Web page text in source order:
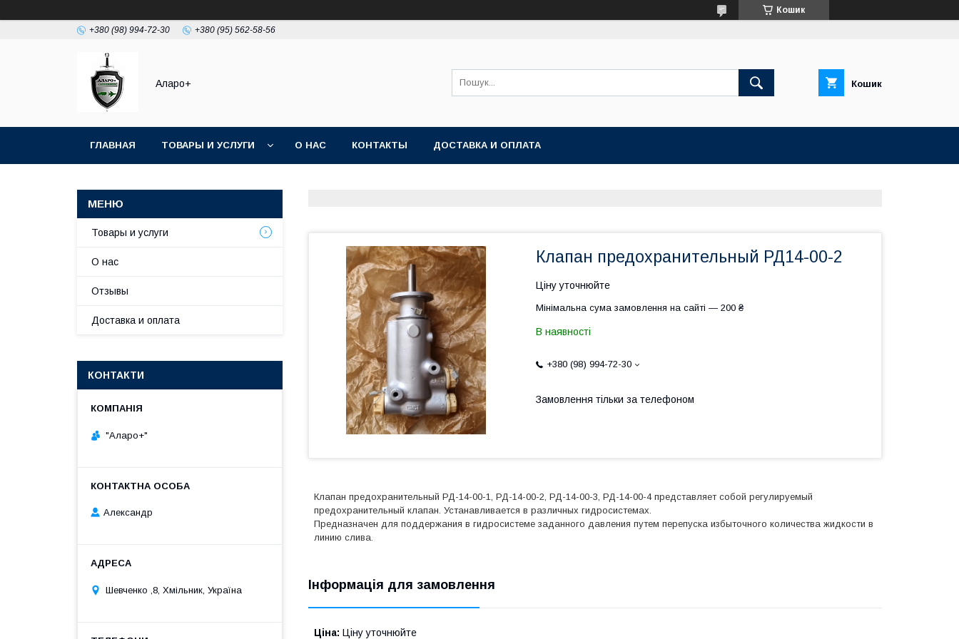
Кошик
+380 (98) 994-72-30 +380 (95) 562-58-56
Аларо+ Кошик
ГЛАВНАЯ ТОВАРЫ И УСЛУГИ О НАС КОНТАКТЫ ДОСТАВКА И ОПЛАТА
Клапан предохранительный РД14-00-2
Ціну уточнюйте
Мінімальна сума замовлення на сайті — 200 ₴
В наявності
+380 (98) 994-72-30
Замовлення тільки за телефоном
Клапан предохранительный РД-14-00-1, РД-14-00-2, РД-14-00-3, РД-14-00-4 представляет собой регулируемый
предохранительный клапан. Устанавливается в различных гидросистемах.
Предназначен для поддержания в гидросистеме заданного давления путем перепуска избыточного количества жидкости в
линию слива.
Інформація для замовлення
Ціна: Ціну уточнюйте
Товары и услуги
О нас
Отзывы
Доставка и оплата
КОНТАКТИ
"Аларо+"
Александр
Шевченко ,8, Хмільник, Україна